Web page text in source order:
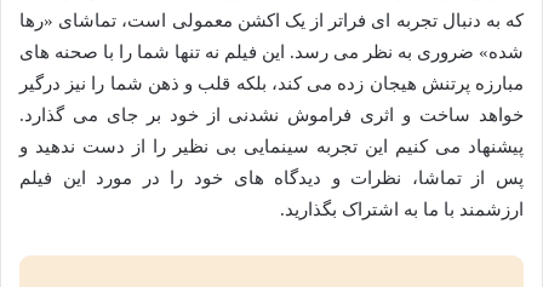
که به دنبال تجربه ای فراتر از یک اکشن معمولی است، تماشای «رها
شده» ضروری به نظر می رسد. این فیلم نه تنها شما را با صحنه های
مبارزه پرتنش هیجان زده می کند، بلکه قلب و ذهن شما را نیز درگیر
خواهد ساخت و اثری فراموش نشدنی از خود بر جای می گذارد.
پیشنهاد می کنیم این تجربه سینمایی بی نظیر را از دست ندهید و
پس از تماشا، نظرات و دیدگاه های خود را در مورد این فیلم
ارزشمند با ما به اشتراک بگذارید.